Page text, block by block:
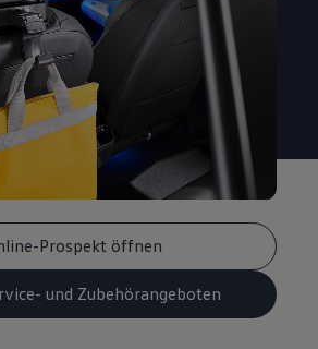
Prospekt öffnen
und Zubehörangeboten